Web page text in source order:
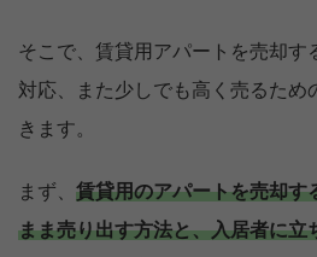
そこで、賃貸用アパートを売却す
対応、また少しでも高く売るため
きます。
まず、 賃貸用のアパートを売却す
まま売り出す方法と、入居者に立